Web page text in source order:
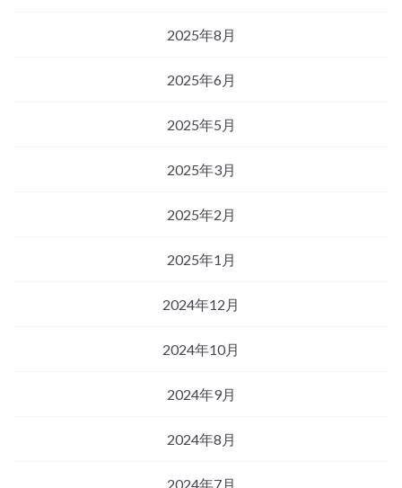
2025年8月
2025年6月
2025年5月
2025年3月
2025年2月
2025年1月
2024年12月
2024年10月
2024年9月
2024年8月
2024年7月